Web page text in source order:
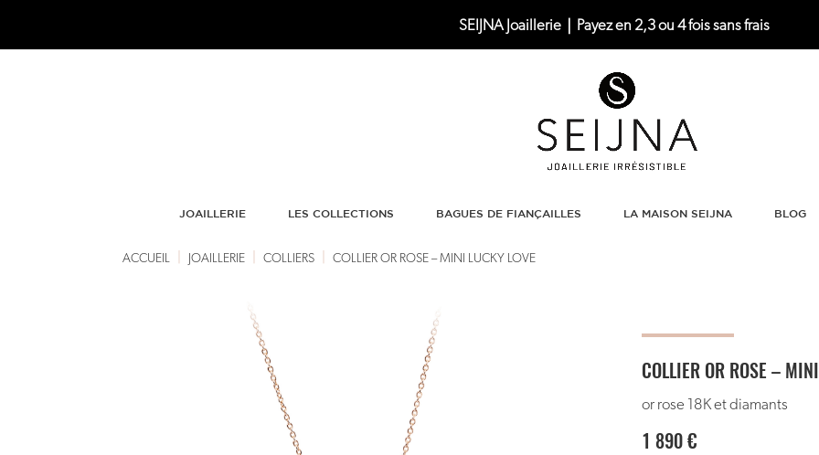
SEIJNA Joaillerie｜Payez en 2,3 ou 4 fois sans frais
JOAILLERIE LES COLLECTIONS BAGUES DE FIANÇAILLES LA MAISON SEIJNA BLOG
ACCUEIL JOAILLERIE COLLIERS COLLIER OR ROSE – MINI LUCKY LOVE
COLLIER OR ROSE –
or rose 18K et diamants
1 890€